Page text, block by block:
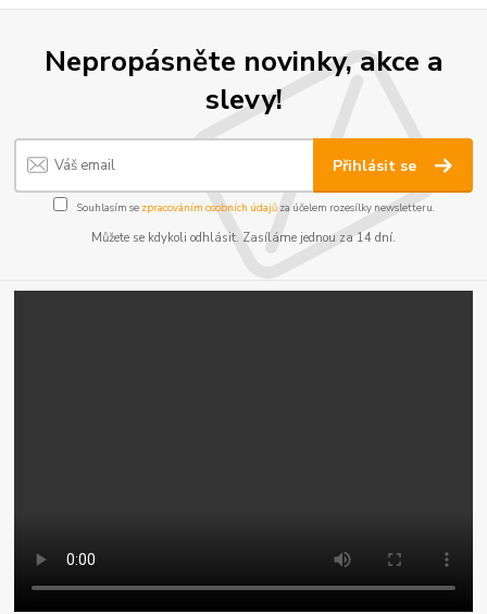
Nepropásněte novinky, akce a
slevy!
Přihlásit se
Souhlasím se zpracováním osobních údajůza účelem rozesílky newsletteru.
Můžete se kdykoli odhlásit. Zasíláme jednou za 14 dní.